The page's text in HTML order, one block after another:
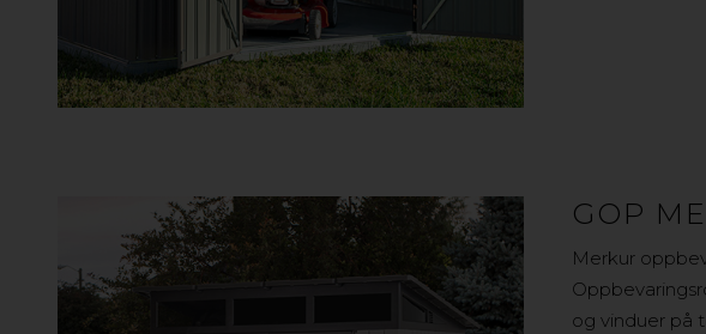
GOP
Merkur
og vinduer på